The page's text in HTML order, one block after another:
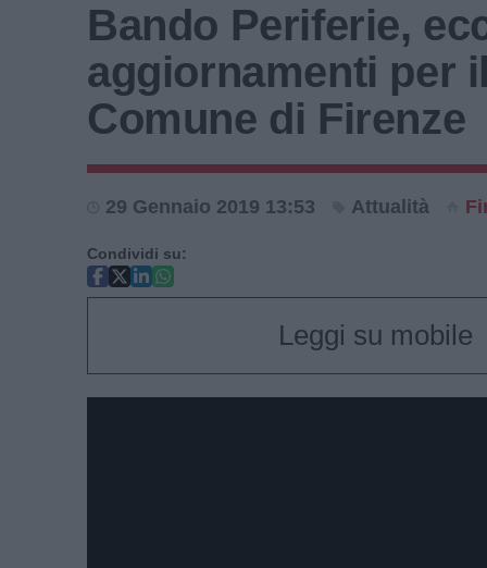
Bando Periferie,
aggiornamenti per
Comune di Firenze
29 Gennaio 2019 13:53 Attualità
Condividi su:
Leggi su mobile